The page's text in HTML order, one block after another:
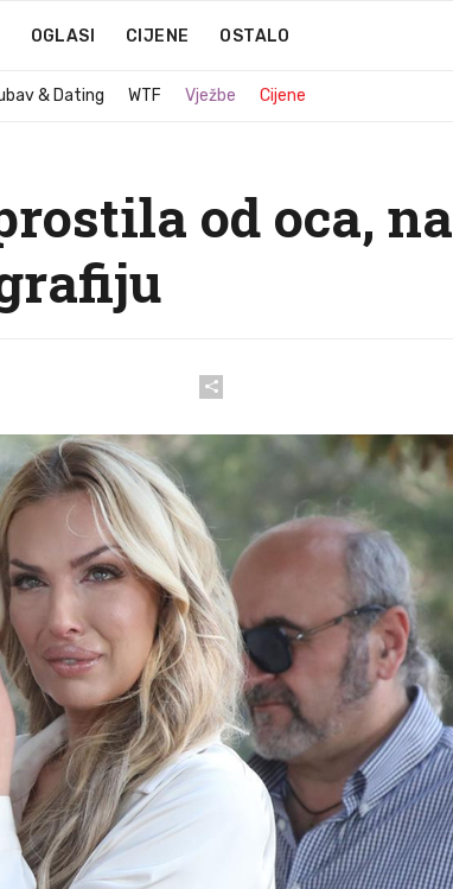
OGLASI CIJENE OSTALO
& Dating WTF Vježbe Cijene
od oca, na